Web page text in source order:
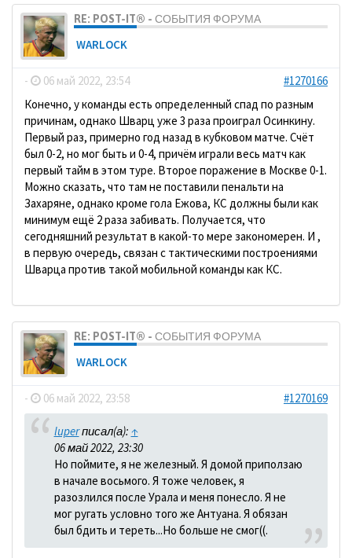
RE: POST-IT® - СОБЫТИЯ ФОРУМА
WARLOCK
- 06 май 2022, 23:54
#1270166
Конечно, у команды есть определенный спад по разным
причинам, однако Шварц уже 3 раза проиграл Осинкину.
Первый раз, примерно год назад в кубковом матче. Счёт
был 0-2, но мог быть и 0-4, причём играли весь матч как
первый тайм в этом туре. Второе поражение в Москве 0-1.
Можно сказать, что там не поставили пенальти на
Захаряне, однако кроме гола Ежова, КС должны были как
минимум ещё 2 раза забивать. Получается, что
сегодняшний результат в какой-то мере закономерен. И ,
в первую очередь, связан с тактическими построениями
Шварца против такой мобильной команды как КС.
RE: POST-IT® - СОБЫТИЯ ФОРУМА
WARLOCK
- 06 май 2022, 23:58 #1270169
luperписал(а): ↑
06 май 2022, 23:30
Но поймите, я не железный. Я домой приползаю
в начале восьмого. Я тоже человек, я
разозлился после Урала и меня понесло. Я не
мог ругать условно того же Антуана. Я обязан
был бдить и тереть...Но больше не смог((.